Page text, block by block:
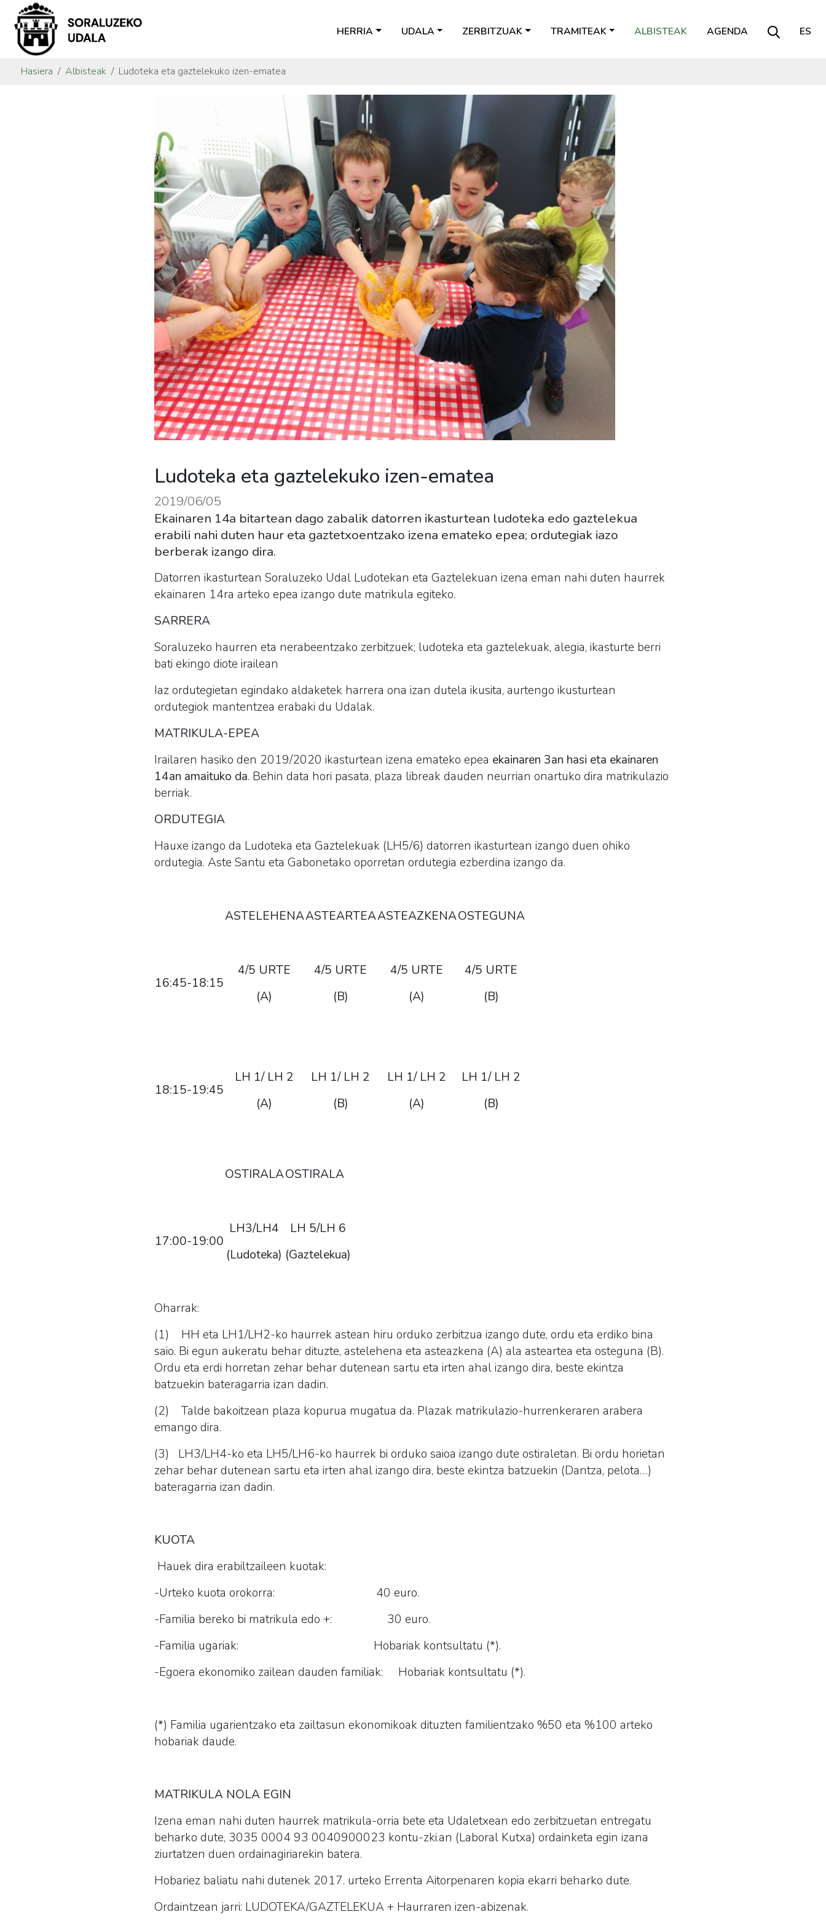
HERRIA UDALA ZERBITZUAK TRAMITEAK ALBISTEAK AGENDA ES
Hasiera Albisteak Ludoteka eta gaztelekuko izen-ematea
Ludoteka eta gaztelekuko izen-ematea
2019/06/05
Ekainaren 14a bitartean dago zabalik datorren ikasturtean ludoteka edo gaztelekua
erabili nahi duten haur eta gaztetxoentzako izena emateko epea; ordutegiak iazo
berberak izango dira.
Datorren ikasturtean Soraluzeko Udal Ludotekan eta Gaztelekuan izena eman nahi duten haurrek
ekainaren 14ra arteko epea izango dute matrikula egiteko.
SARRERA
Soraluzeko haurren eta nerabeentzako zerbitzuek; ludoteka eta gaztelekuak, alegia, ikasturte berri
bati ekingo diote irailean
Iaz ordutegietan egindako aldaketek harrera ona izan dutela ikusita, aurtengo ikusturtean
ordutegiok mantentzea erabaki du Udalak.
MATRIKULA-EPEA
Irailaren hasiko den 2019/2020 ikasturtean izena emateko epea ekainaren 3an hasi eta ekainaren
14an amaituko da. Behin data hori pasata, plaza libreak dauden neurrian onartuko dira matrikulazio
berriak.
ORDUTEGIA
Hauxe izango da Ludoteka eta Gaztelekuak (LH5/6) datorren ikasturtean izango duen ohiko
ordutegia. Aste Santu eta Gabonetako oporretan ordutegia ezberdina izango da.
ASTELEHENAASTEARTEAASTEAZKENAOSTEGUNA
16:45-18:15
4/5 URTE
(A)
4/5 URTE
(B)
4/5 URTE
(A)
4/5 URTE
(B)
18:15-19:45
LH 1/ LH 2
(A)
LH 1/ LH 2
(B)
LH 1/ LH 2
(A)
LH 1/ LH 2
(B)
OSTIRALAOSTIRALA
17:00-19:00
LH3/LH4
(Ludoteka)
LH 5/LH 6
(Gaztelekua)
Oharrak:
(1) HH eta LH1/LH2-ko haurrek astean hiru orduko zerbitzua izango dute, ordu eta erdiko bina
saio. Bi egun aukeratu behar dituzte, astelehena eta asteazkena (A) ala asteartea eta osteguna (B).
Ordu eta erdi horretan zehar behar dutenean sartu eta irten ahal izango dira, beste ekintza
batzuekin bateragarria izan dadin.
(2) Talde bakoitzean plaza kopurua mugatua da. Plazak matrikulazio-hurrenkeraren arabera
emango dira.
(3) LH3/LH4-ko eta LH5/LH6-ko haurrek bi orduko saioa izango dute ostiraletan. Bi ordu horietan
zehar behar dutenean sartu eta irten ahal izango dira, beste ekintza batzuekin (Dantza, pelota…)
bateragarria izan dadin.
KUOTA
Hauek dira erabiltzaileen kuotak:
-Urteko kuota orokorra: 40 euro.
-Familia bereko bi matrikula edo +: 30 euro.
-Familia ugariak: Hobariak kontsultatu (*).
-Egoera ekonomiko zailean dauden familiak: Hobariak kontsultatu (*).
(*) Familia ugarientzako eta zailtasun ekonomikoak dituzten familientzako %50 eta %100 arteko
hobariak daude.
MATRIKULA NOLA EGIN
Izena eman nahi duten haurrek matrikula-orria bete eta Udaletxean edo zerbitzuetan entregatu
beharko dute, 3035 0004 93 0040900023 kontu-zki.an (Laboral Kutxa) ordainketa egin izana
ziurtatzen duen ordainagiriarekin batera.
Hobariez baliatu nahi dutenek 2017. urteko Errenta Aitorpenaren kopia ekarri beharko dute.
Ordaintzean jarri: LUDOTEKA/GAZTELEKUA + Haurraren izen-abizenak.